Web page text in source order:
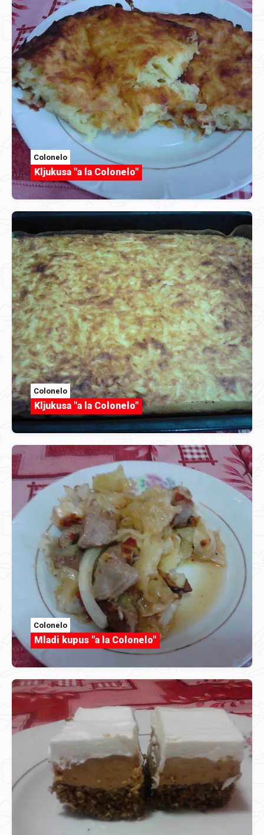
Colonelo
Kljukusa "a la Colonelo"
Colonelo
Kljukusa "a la Colonelo"
Colonelo
Mladi kupus "a la Colonelo"